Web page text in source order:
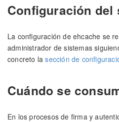
Configuración del
La configuración de ehcache se
administrador de sistemas
concreto lasección de
Cuándo se
En los procesos de firma y